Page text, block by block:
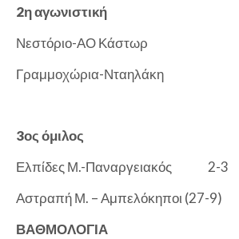
2η αγωνιστική
Νεστόριο-ΑΟ Κάστωρ
Γραμμοχώρια-Νταηλάκη
3ος όμιλος
Ελπίδες Μ.-Παναργειακός
2-3
Αστραπή Μ. – Αμπελόκηποι (27-9)
ΒΑΘΜΟΛΟΓΙΑ